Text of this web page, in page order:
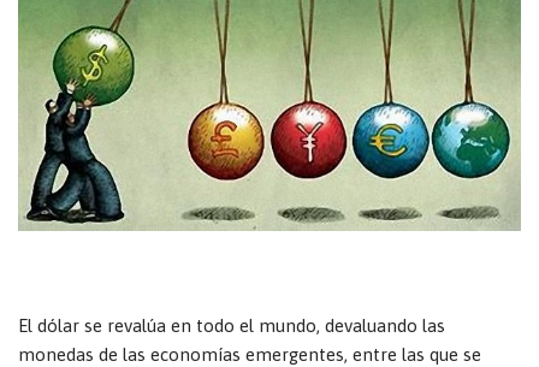
El dólar se revalúa en todo el mundo, devaluando las
monedas de las economías emergentes, entre las que se